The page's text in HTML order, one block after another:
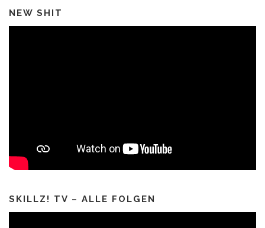
NEW SHIT
SKILLZ! TV – ALLE FOLGEN